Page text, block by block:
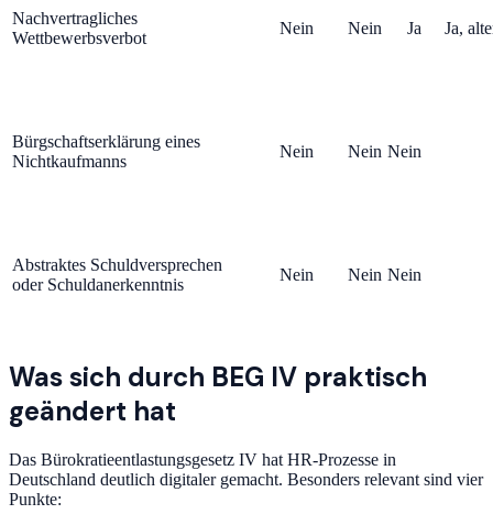
Nachvertragliches
Wettbewerbsverbot
Nein Nein Ja Ja,
Bürgschaftserklärung eines
Nichtkaufmanns
Nein Nein Nein
Abstraktes Schuldversprechen
oder Schuldanerkenntnis
Nein Nein Nein
Was sich durch BEG IV praktisch
geändert hat
Das Bürokratieentlastungsgesetz IV hat HR-Prozesse in
Deutschland deutlich digitaler gemacht. Besonders relevant sind vier
Punkte: